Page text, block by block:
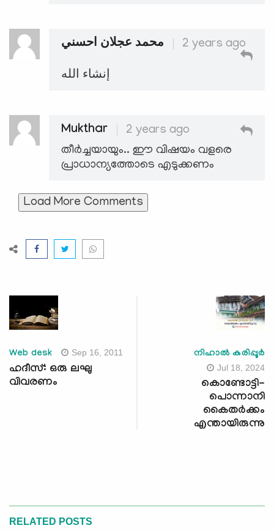
محمد عجلان احسني 2 years ago
إنشاء الله
Mukthar
2 years ago
തീർച്ചയായും.. ഈ വിഷയം വളരെ
പ്രാധാന്യത്തോടെ എടുക്കണം
Load More Comments
Web desk Sep 16, 2011
ഹദീസ്: ഒരു ലഘു
വിവരണം
നിഹാല്‍ കരിപ്പൂര്‍
Jul 18, 2024
കൊണ്ടോട്ടി-
പൊന്നാനി
കൈതർക്കം
എന്തായിരുന്നു
RELATED POSTS